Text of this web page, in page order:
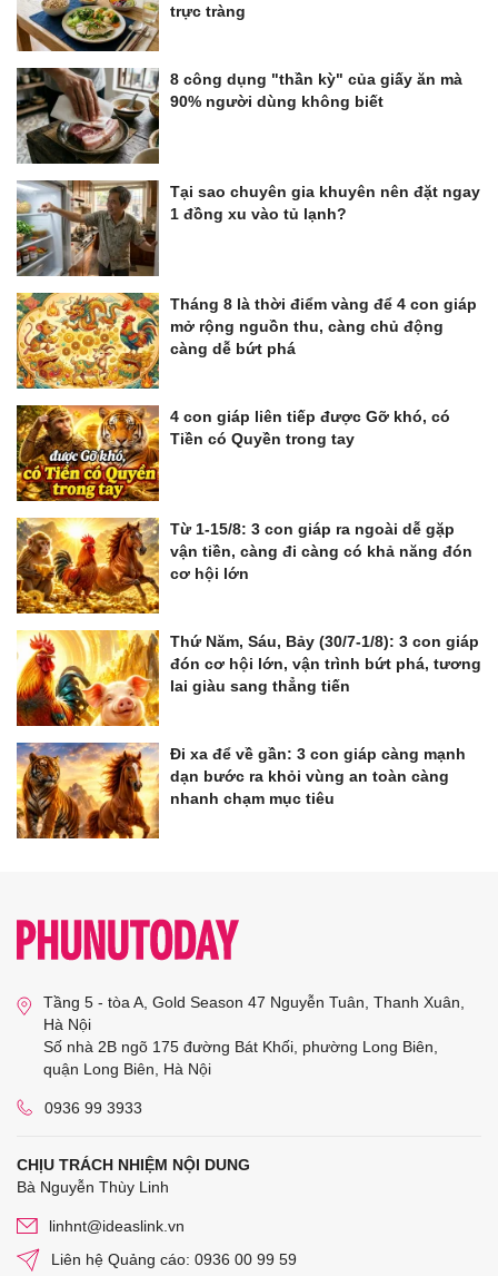
trực tràng
8 công dụng "thần kỳ" của giấy ăn mà
90% người dùng không biết
Tại sao chuyên gia khuyên nên đặt ngay
1 đồng xu vào tủ lạnh?
Tháng 8 là thời điểm vàng để 4 con giáp
mở rộng nguồn thu, càng chủ động
càng dễ bứt phá
4 con giáp liên tiếp được Gỡ khó, có
Tiền có Quyền trong tay
Từ 1-15/8: 3 con giáp ra ngoài dễ gặp
vận tiền, càng đi càng có khả năng đón
cơ hội lớn
Thứ Năm, Sáu, Bảy (30/7-1/8): 3 con giáp
đón cơ hội lớn, vận trình bứt phá, tương
lai giàu sang thẳng tiến
Đi xa để về gần: 3 con giáp càng mạnh
dạn bước ra khỏi vùng an toàn càng
nhanh chạm mục tiêu
Tầng 5 - tòa A, Gold Season 47 Nguyễn Tuân, Thanh Xuân,
Hà Nội
Số nhà 2B ngõ 175 đường Bát Khối, phường Long Biên,
quận Long Biên, Hà Nội
0936 99 3933
CHỊU TRÁCH NHIỆM NỘI DUNG
Bà Nguyễn Thùy Linh
linhnt@ideaslink.vn
Liên hệ Quảng cáo: 0936 00 99 59